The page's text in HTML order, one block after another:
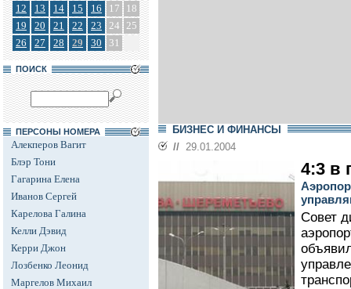
12
13 14 15 16 17
18
19
20 21 22 23 24 25
26
27 28 29 30 31
ПОИСК
ПЕРСОНЫ НОМЕРА
Алекперов Вагит
Блэр Тони
Гагарина Елена
Иванов Сергей
Карелова Галина
Келли Дэвид
Керри Джон
Лозбенко Леонид
Маргелов Михаил
БИЗНЕС И ФИНАНСЫ
// 29.01.2004
4:3 в
Совет